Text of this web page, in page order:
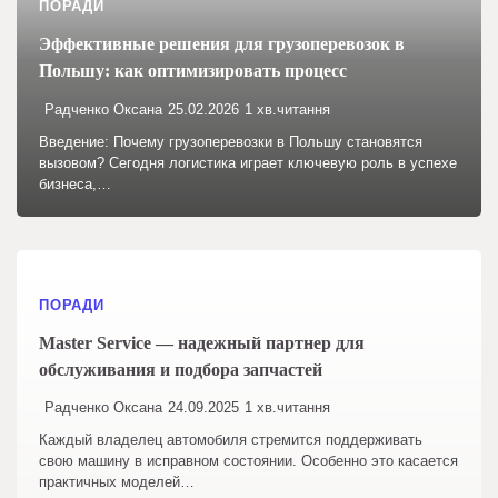
ПОРАДИ
Эффективные решения для грузоперевозок в
Польшу: как оптимизировать процесс
Радченко Оксана 25.02.2026 1 хв.читання
Введение: Почему грузоперевозки в Польшу становятся
вызовом? Сегодня логистика играет ключевую роль в успехе
бизнеса,…
ПОРАДИ
Master Service — надежный партнер для
обслуживания и подбора запчастей
Радченко Оксана 24.09.2025 1 хв.читання
Каждый владелец автомобиля стремится поддерживать
свою машину в исправном состоянии. Особенно это касается
практичных моделей…